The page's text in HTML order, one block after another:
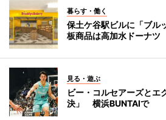
暮らす・働く
保土ケ谷駅ビルに「ブ
板商品は高加水ドーナツ
見る・遊ぶ
ビー・コルセアーズとエ
決」 横浜BUNTAIで